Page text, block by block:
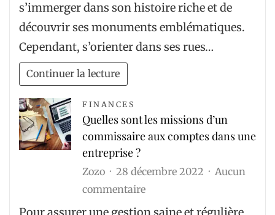
avec
un
chauffeur
s’immerger dans son histoire riche et de
découvrir ses monuments emblématiques.
Cependant, s’orienter dans ses rues…
Continuer la lecture
FINANCES
Quelles sont les missions d’un
commissaire aux comptes dans une
entreprise ?
Zozo 28 décembre 2022
Aucun
commentairesur
Quelles